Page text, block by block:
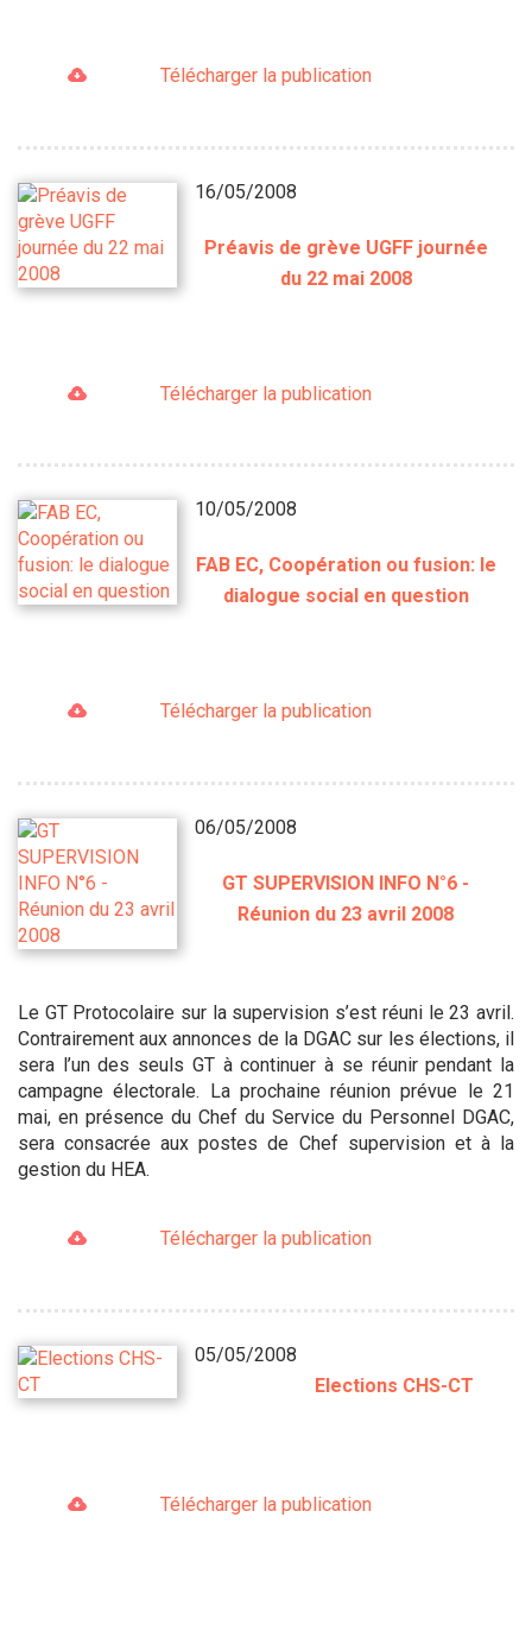
Télécharger la publication
16/05/2008
Préavis de grève UGFF journée
du 22 mai 2008
Télécharger la publication
10/05/2008
FAB EC, Coopération ou fusion: le
dialogue social en question
Télécharger la publication
06/05/2008
GT SUPERVISION INFO N°6 -
Réunion du 23 avril 2008
Le GT Protocolaire sur la supervision s’est réuni le 23 avril.
Contrairement aux annonces de la DGAC sur les élections, il
sera l’un des seuls GT à continuer à se réunir pendant la
campagne électorale. La prochaine réunion prévue le 21
mai, en présence du Chef du Service du Personnel DGAC,
sera consacrée aux postes de Chef supervision et à la
gestion du HEA.
Télécharger la publication
05/05/2008
Elections CHS-CT
Télécharger la publication